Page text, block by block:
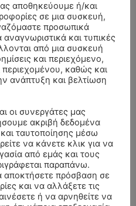
ΣΑΒΒΑΤΟ 25/7/2026 –
αποθηκεύουμε ή/και
σε μια συσκευή,
προσωπικά
και τυπικές
από μια συσκευή
και περιεχόμενο,
καθώς και
ανάπτυξη και βελτίωση
οι συνεργάτες μας
ακριβή δεδομένα
ταυτοποίησης μέσω
να κάνετε κλικ για να
από εμάς και τους
παραπάνω.
αποκτήσετε πρόσβαση σε
και να αλλάξετε τις
ή να αρνηθείτε να